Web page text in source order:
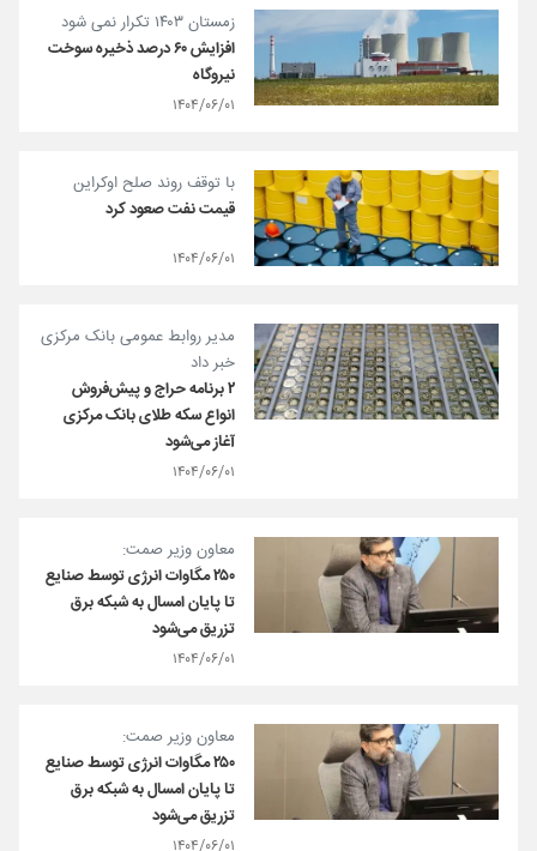
زمستان ۱۴۰۳ تکرار نمی شود
افزایش ۶۰ درصد ذخیره سوخت
نیروگاه
۱۴۰۴/۰۶/۰۱
با توقف روند صلح اوکراین
قیمت نفت صعود کرد
۱۴۰۴/۰۶/۰۱
مدیر روابط عمومی بانک مرکزی
خبر داد
۲ برنامه حراج و پیش‌فروش
انواع سکه طلای بانک مرکزی
آغاز می‌شود
۱۴۰۴/۰۶/۰۱
معاون وزیر صمت:
۲۵۰ مگاوات انرژی توسط صنایع
تا پایان امسال به شبکه برق
تزریق می‌شود
۱۴۰۴/۰۶/۰۱
معاون وزیر صمت:
۲۵۰ مگاوات انرژی توسط صنایع
تا پایان امسال به شبکه برق
تزریق می‌شود